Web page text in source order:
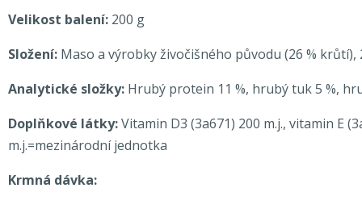
Velikost balení: 200 g
Složení: Maso a výrobky živočišného původu (26 %
Analytické složky: Hrubý protein 11 %, hrubý tuk 5 %,
Doplňkové látky:Vitamin D3 (3a671) 200 m.j., vitamin E
m.j.=mezinárodní jednotka
Krmná dávka: